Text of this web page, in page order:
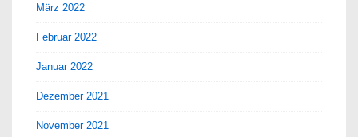
März 2022
Februar 2022
Januar 2022
Dezember 2021
November 2021